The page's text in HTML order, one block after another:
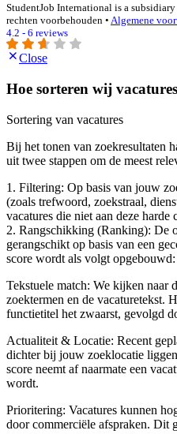
StudentJob International is a
rechten voorbehouden • Algemene
4.2 - 6 reviews
Close
Hoe sorteren wij
Sortering van vacatures
Bij het tonen van zoekresultaten
uit twee stappen om de meest
1. Filtering: Op basis van jouw
(zoals trefwoord, zoekstraal,
vacatures die niet aan deze
2. Rangschikking (Ranking): De
gerangschikt op basis van een
score wordt als volgt opgebouwd:
Tekstuele match: We kijken naar
zoektermen en de vacaturetekst.
functietitel het zwaarst, gevolgd
Actualiteit & Locatie: Recent
dichter bij jouw zoeklocatie
score neemt af naarmate een
wordt.
Prioritering: Vacatures kunnen
door commerciële afspraken. Dit